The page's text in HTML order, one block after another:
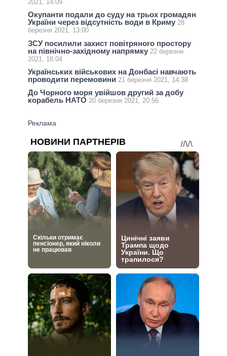
2021, 14:09
Окупанти подали до суду на трьох громадян
України через відсутність води в Криму 28
березня 2021, 13:00
ЗСУ посилили захист повітряного простору
на північно-західному напрямку 22 березня
2021, 18:04
Українських військових на Донбасі навчають
проводити перемовини 21 березня 2021, 14:38
До Чорного моря увійшов другий за добу
корабель НАТО 20 березня 2021, 20:56